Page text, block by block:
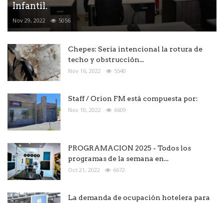
Infantil.
Nov 29, 2022 5056
Chepes: Seria intencional la rotura de
techo y obstrucción...
Nov 16, 2022 5540
Staff / Orion FM está compuesta por:
Nov 10, 2022 6609
PROGRAMACION 2025 - Todos los
programas de la semana en...
Oct 21, 2022 6672
La demanda de ocupación hotelera para